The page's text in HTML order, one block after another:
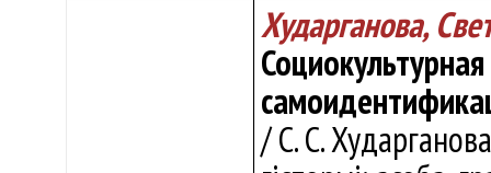
Хударганова,
/ С. С.